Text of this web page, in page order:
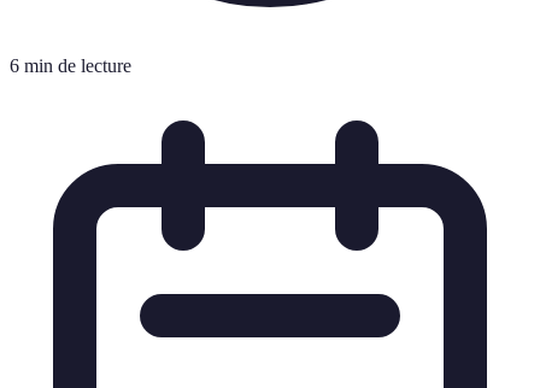
6 min de lecture